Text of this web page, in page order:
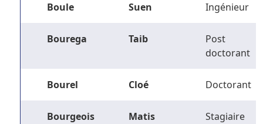
Boule Suen Ingénieur
Bourega Taib
Post
doctorant
Bourel Cloé Doctorant
Bourgeois Matis Stagiaire